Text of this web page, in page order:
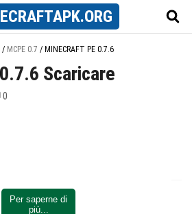
APK.ORG
/ MCPE 0.7 / MINECRAFT PE 0.7.6
Scaricare
0
Per saperne di
più...